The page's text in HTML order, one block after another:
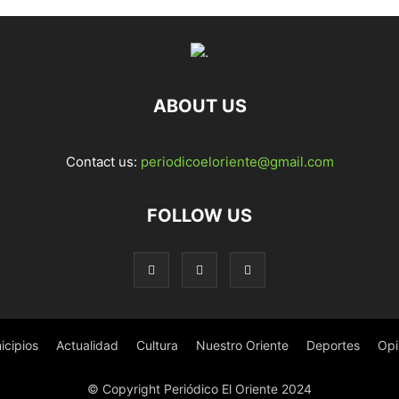
ABOUT US
Contact us: periodicoeloriente@gmail.com
FOLLOW US
Actualidad Cultura Nuestro Oriente Deportes
© Copyright Periódico El Oriente 2024